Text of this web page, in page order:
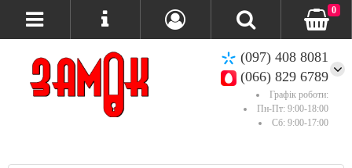
(097) 408 8081
(066) 829 6789
Графік роботи:
Пн-Пт: 9:00-18:00
Сб: 9:00-17:00
0